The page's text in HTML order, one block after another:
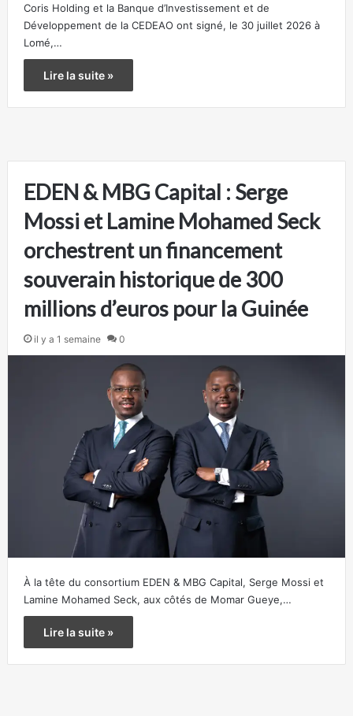
Coris Holding et la Banque d’Investissement et de
Développement de la CEDEAO ont signé, le 30 juillet 2026 à
Lomé,…
Lire la suite »
EDEN & MBG Capital : Serge
Mossi et Lamine Mohamed Seck
orchestrent un financement
souverain historique de 300
millions d’euros pour la Guinée
il y a 1 semaine 0
À la tête du consortium EDEN & MBG Capital, Serge Mossi et
Lamine Mohamed Seck, aux côtés de Momar Gueye,…
Lire la suite »